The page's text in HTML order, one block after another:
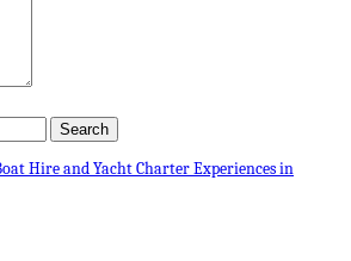
Hire and Yacht Charter Experiences in